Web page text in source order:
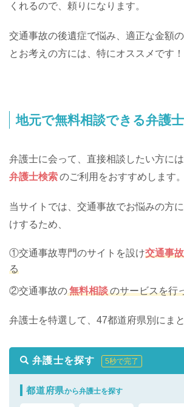
くれるので、頼りになります。
交通事故の後遺症で悩み、適正な金額の
とお考えの方には、特にオススメです！
地元で無料相談できる弁護
弁護士に会って、直接相談したい方に
弁護士検索のご利用をおすすめします。
当サイトでは、交通事故でお悩みの方
けするため、
①交通事故専門のサイトを設け交通事故
る
②交通事故の無料相談のサービスを行
弁護士を特選して、47都道府県別にま
弁護士を探す 5秒で完了
都道府県から弁護士を探す